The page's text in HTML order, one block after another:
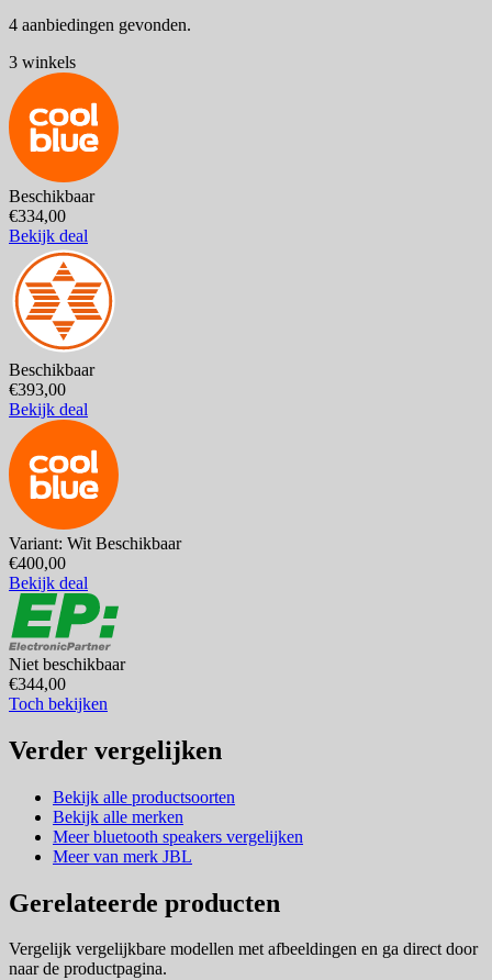
4 aanbiedingen gevonden.
3 winkels
Beschikbaar
€334,00
Bekijk deal
Beschikbaar
€393,00
Bekijk deal
Variant: Wit Beschikbaar
€400,00
Bekijk deal
Niet beschikbaar
€344,00
Toch bekijken
Verder vergelijken
Bekijk alle productsoorten
Bekijk alle merken
Meer bluetooth speakers vergelijken
Meer van merk JBL
Gerelateerde producten
Vergelijk vergelijkbare modellen met afbeeldingen en ga direct door
naar de productpagina.